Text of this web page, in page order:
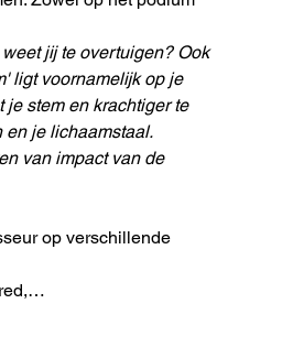
jij te overtuigen? Ook
ligt voornamelijk op je
je stem en krachtiger te
en je lichaamstaal.
van impact van de
op verschillende